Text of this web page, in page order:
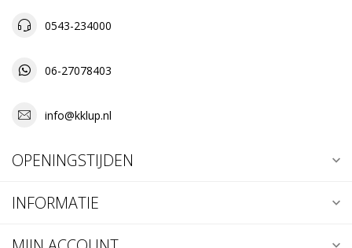
0543-234000
06-27078403
info@kklup.nl
OPENINGSTIJDEN
INFORMATIE